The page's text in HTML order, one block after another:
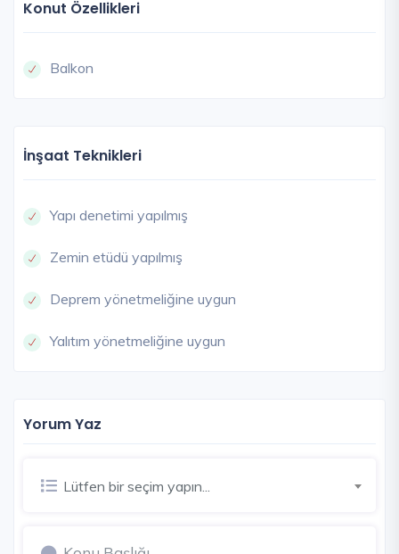
Konut Özellikleri
Balkon
İnşaat Teknikleri
Yapı denetimi yapılmış
Zemin etüdü yapılmış
Deprem yönetmeliğine uygun
Yalıtım yönetmeliğine uygun
Yorum Yaz
Lütfen bir seçim yapın...